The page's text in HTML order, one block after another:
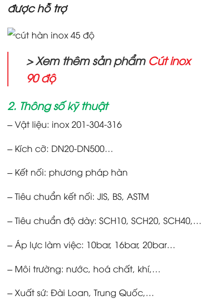
được hỗ trợ
> Xem thêm sản phẩm Cút inox
90 độ
2. Thông số kỹ thuật
– Vật liệu: inox 201-304-316
– Kích cỡ: DN20-DN500…
– Kết nối: phương pháp hàn
– Tiêu chuẩn kết nối: JIS, BS, ASTM
– Tiêu chuẩn độ dày: SCH10, SCH20, SCH40,…
– Áp lực làm việc: 10bar, 16bar, 20bar…
– Môi trường: nước, hoá chất, khí,…
– Xuất sứ: Đài Loan, Trung Quốc,…